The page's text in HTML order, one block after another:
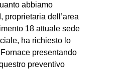
AMBIENTE
ALL’ABITARE
abbiamo
proprietaria dell’area
18 attuale sede
ha richiesto lo
presentando
preventivo